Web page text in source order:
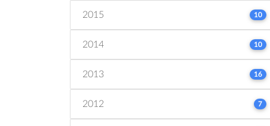
2015 10
2014 10
2013 16
2012 7